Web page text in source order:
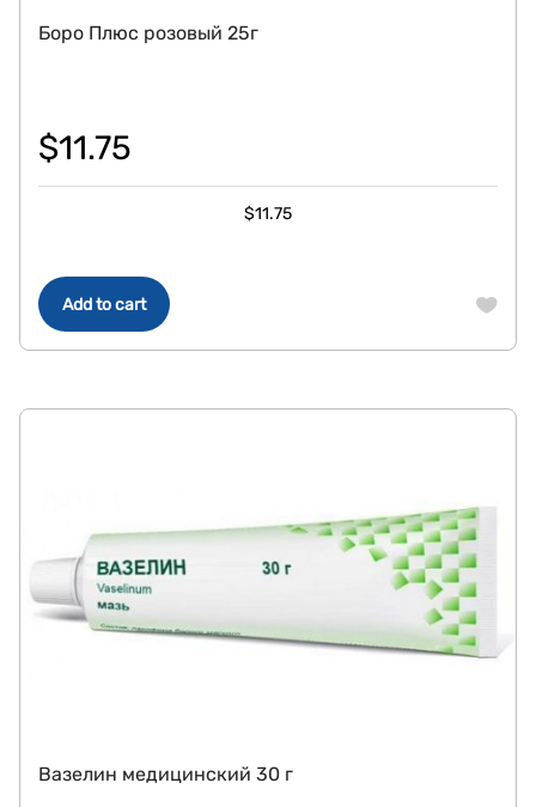
Add to cart
Боро Плюс розовый 25г
$11.75
$11.75
Вазелин медицинский 30 г